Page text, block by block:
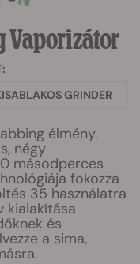
Vaporizátor
GRINDER
élmény.
négy
másodperces
fokozza
35 használatra
kialakítása
és
a sima,